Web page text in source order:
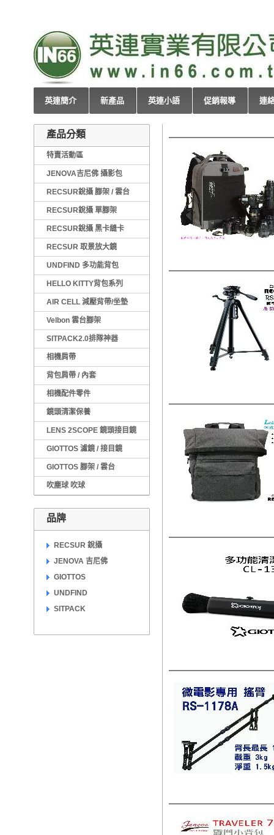
英連簡介 新產品 英連小語 促銷報導 連
產品分類
特賣活動區
JENOVA吉尼佛 攝影包
RECSUR銳攝 腳架 / 雲台
RECSUR銳攝 單腳架
RECSUR銳攝 黑卡縫卡
RECSUR 取景放大鏡
UNDFIND 多功能背包
HELLO KITTY背包系列
AIR CELL 減壓背帶/坐墊
Velbon 雲台腳架
SITPACK2.0排隊神器
相機肩帶
背包肩帶 / 內套
相機配件零件
鏡頭清潔保養
LENS 2SCOPE 鏡頭接目鏡
GIOTTOS 濾鏡 / 接目鏡
GIOTTOS 腳架 / 雲台
吹塵球 吹球
品牌
RECSUR 銳攝
JENOVA 吉尼佛
GIOTTOS
UNDFIND
SITPACK